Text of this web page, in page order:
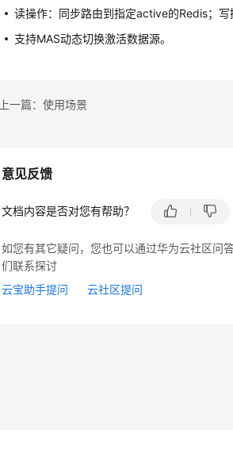
读操作：同步路由到指定active的Redis；
支持MAS动态切换激活数据源。
上一篇：使用场景
意见反馈
文档内容是否对您有帮助？
如您有其它疑问，您也可以通过华为云社区问
们联系探讨
云宝助手提问
云社区提问